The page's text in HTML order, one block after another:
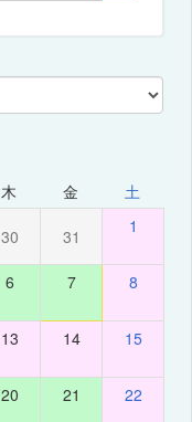
木 金 土
30 31 1
6 7 8
13 14 15
20 21 22